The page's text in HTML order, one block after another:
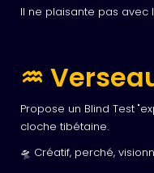
Il ne plaisante pas avec
♒
Propose un Blind Test
cloche tibétaine.
🛸 Créatif, perché,